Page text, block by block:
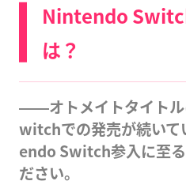
Nintendo
は？
――オトメイトタイト
witchでの発売が続い
endo Switch参入に至
ださい。